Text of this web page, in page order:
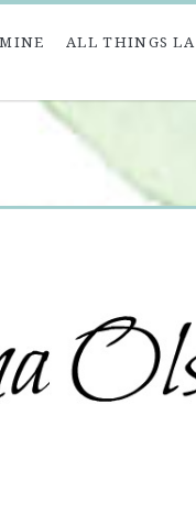
MINE ALL THINGS LA